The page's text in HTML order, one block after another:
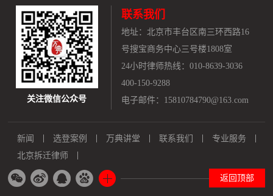
关注微信公众号
联系我们
地址： 北京市丰台区南三环西路16
号搜宝商务中心三号楼1808室
24小时律师热线：010-8639-3036
400-150-9288
电子邮件：15810784790@163.com
新闻 选登案例 万典讲堂 联系我们
专业服务
北京拆迁律师
返回顶部